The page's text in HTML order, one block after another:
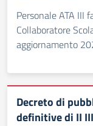
Personale ATA III
Collaboratore
aggiornamento
Decreto di
definitive di II